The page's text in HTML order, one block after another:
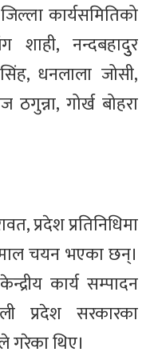
कार्यसमितिको
शाही, नन्दबहादुुर
सिंह, धनलाला जोसी,
ठगुन्ना, गोर्ख बोहरा
प्रदेश प्रतिनिधिमा
चयन भएका छन्।
कार्य सम्पादन
प्रदेश सरकारका
गरेका थिए।